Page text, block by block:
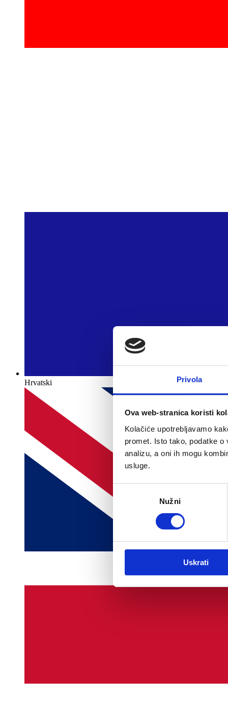
Privola
Ova web-stranica koristi
Kolačiće upotrebljavamo
promet. Isto tako, podatke
analizu, a oni ih mogu
usluge.
Nužni
Uskrati
Hrvatski